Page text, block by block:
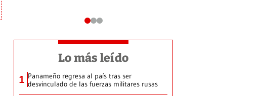
Lo más leído
1 Panameño regresa al país tras ser
desvinculado de las fuerzas militares rusas